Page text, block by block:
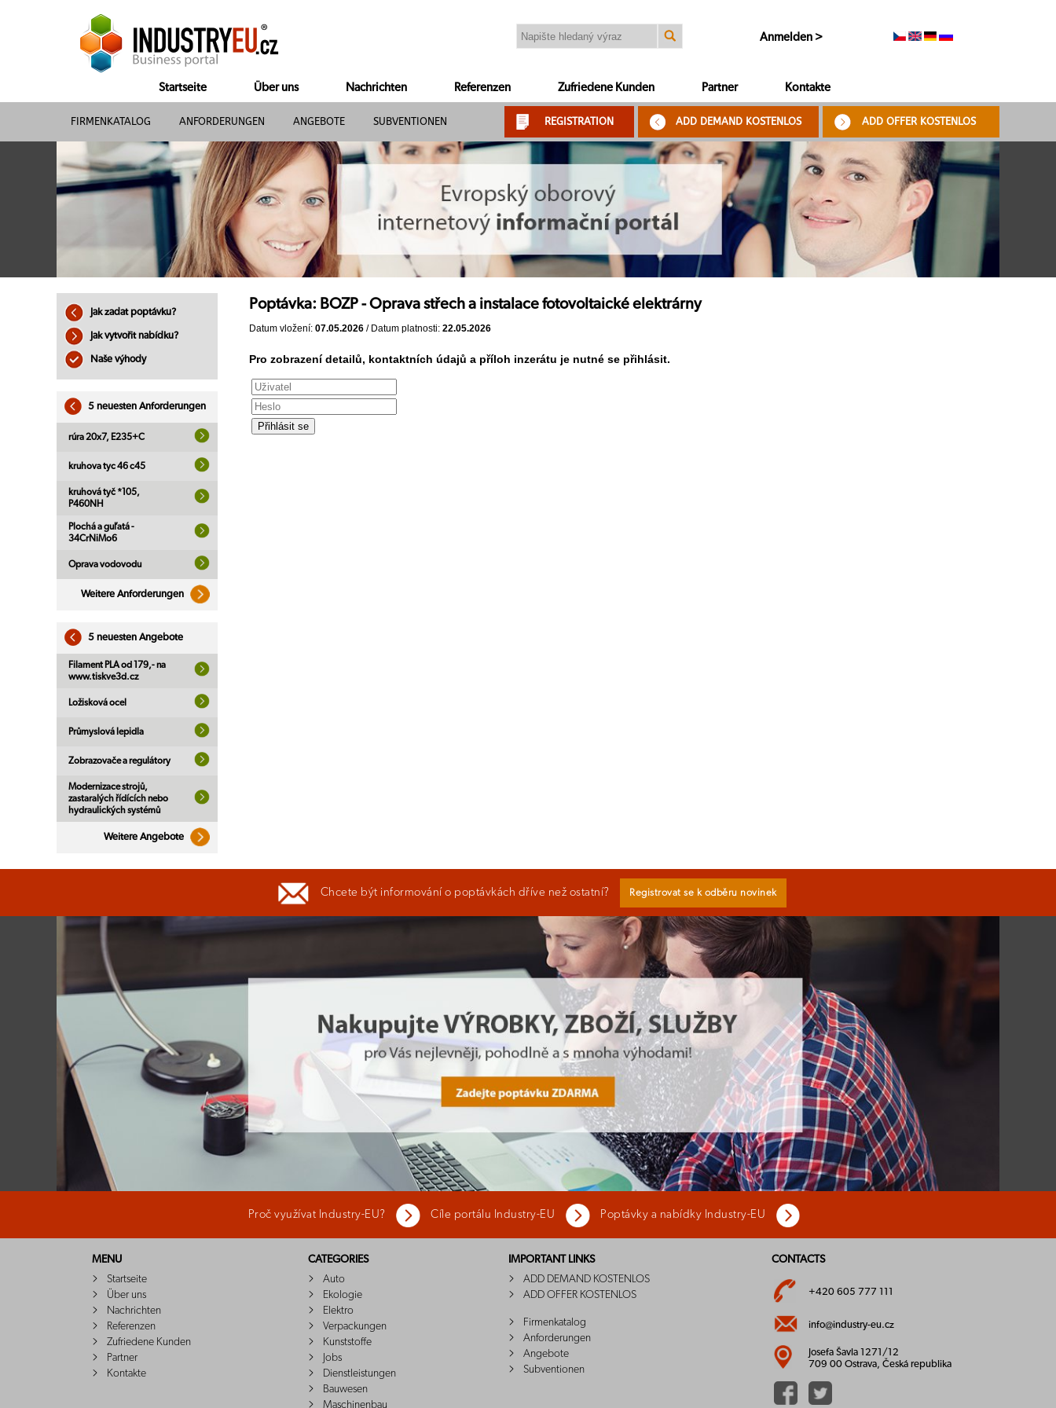
Anmelden >
Startseite Über uns Nachrichten Referenzen Zufriedene Kunden Partner Kontakte
FIRMENKATALOG ANFORDERUNGEN ANGEBOTE SUBVENTIONEN REGISTRATION ADD DEMAND KOSTENLOS ADD OFFER KOSTENLOS
Jak zadat poptávku?
Jak vytvořit nabídku?
Naše výhody
5 neuesten Anforderungen
rúra 20x7, E235+C
kruhova tyc 46 c45
kruhová tyč *105,
P460NH
Plochá a guľatá -
34CrNiMo6
Oprava vodovodu
Weitere Anforderungen
5 neuesten Angebote
Filament PLA od 179,- na
www.tiskve3d.cz
Ložisková ocel
Průmyslová lepidla
Zobrazovače a regulátory
Modernizace strojů,
zastaralých řídících nebo
hydraulických systémů
Weitere Angebote
Poptávka: BOZP - Oprava střech a instalace fotovoltaické elektrárny
Datum vložení: 07.05.2026 / Datum platnosti: 22.05.2026
Pro zobrazení detailů, kontaktních údajů a příloh inzerátu je nutné se přihlásit.
Chcete být informování o poptávkách dříve než ostatní? Registrovat se k odběru novinek
Proč využívat Industry-EU? Cíle portálu Industry-EU Poptávky a nabídky Industry-EU
MENU
Startseite
Über uns
Nachrichten
Referenzen
Zufriedene Kunden
Partner
Kontakte
CATEGORIES
Auto
Ekologie
Elektro
Verpackungen
Kunststoffe
Jobs
Dienstleistungen
Bauwesen
Maschinenbau
IMPORTANT LINKS
ADD DEMAND KOSTENLOS
ADD OFFER KOSTENLOS
Firmenkatalog
Anforderungen
Angebote
Subventionen
CONTACTS
+420 605 777 111
info@industry-eu.cz
Josefa Šavla 1271/12
709 00 Ostrava, Česká republika